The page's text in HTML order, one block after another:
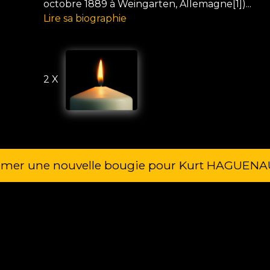
octobre 1889 à Weingarten, Allemagne[1])...
Lire sa biographie
2 X
une nouvelle bougie pour Kurt